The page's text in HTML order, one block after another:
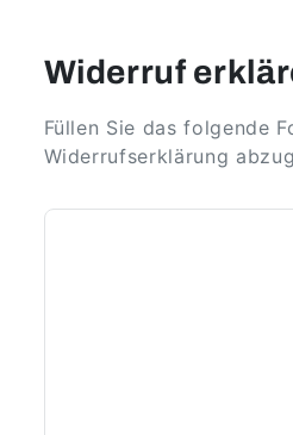
Widerruf
Füllen Sie das folgende
Widerrufserklärung